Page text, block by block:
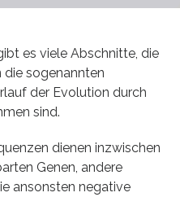
es viele Abschnitte, die
die sogenannten
der Evolution durch
sind.
dienen inzwischen
Genen, andere
ansonsten negative